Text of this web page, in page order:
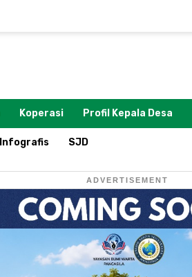
Koperasi Profil Kepala Desa
Infografis SJD
ADVERTISEMENT